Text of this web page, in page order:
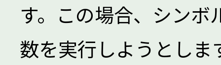
す。この場合、シン
数を実行しようとし